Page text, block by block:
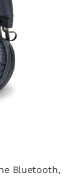
Bluetooth,